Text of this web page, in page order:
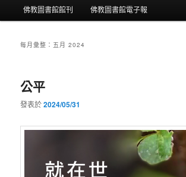
佛教圖書館館刊 佛教圖書館電子報
每月彙整： 五月 2024
公平
發表於2024/05/31